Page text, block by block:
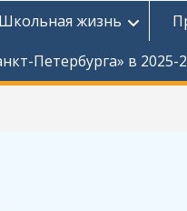
Школьная жизнь
Петербурга» в 2025-